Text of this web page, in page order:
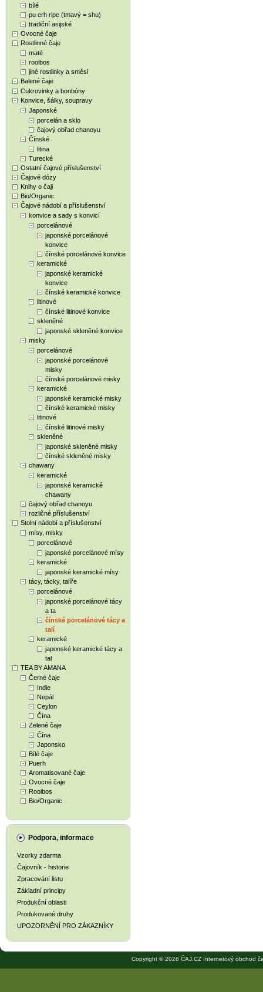
bílé
pu erh ripe (tmavý = shu)
tradiční asijské
Ovocné čaje
Rostlinné čaje
maté
rooibos
jiné rostlinky a směsi
Balené čaje
Cukrovinky a bonbóny
Konvice, šálky, soupravy
Japonské
porcelán a sklo
čajový obřad chanoyu
Čínské
litina
Turecké
Ostatní čajové příslušenství
Čajové dózy
Knihy o čaji
Bio/Organic
Čajové nádobí a příslušenství
konvice a sady s konvicí
porcelánové
japonské porcelánové
konvice
čínské porcelánové konvice
keramické
japonské keramické
konvice
čínské keramické konvice
litinové
čínské litinové konvice
skleněné
japonské skleněné konvice
misky
porcelánové
japonské porcelánové
misky
čínské porcelánové misky
keramické
japonské keramické misky
čínské keramické misky
litinové
čínské litinové misky
skleněné
japonské skleněné misky
čínské skleněné misky
chawany
keramické
japonské keramické
chawany
čajový obřad chanoyu
rozličné příslušenství
Stolní nádobí a příslušenství
mísy, misky
porcelánové
japonské porcelánové mísy
keramické
japonské keramické mísy
tácy, tácky, talíře
porcelánové
japonské porcelánové tácy
a ta
čínské porcelánové tácy a
talí
keramické
japonské keramické tácy a
tal
TEA BY AMANA
Černé čaje
Indie
Nepál
Ceylon
Čína
Zelené čaje
Čína
Japonsko
Bílé čaje
Puerh
Aromatisované čaje
Ovocné čaje
Rooibos
Bio/Organic
Podpora, informace
Vzorky zdarma
Čajovník - historie
Zpracování listu
Základní principy
Produkční oblasti
Produkované druhy
UPOZORNĚNÍ PRO ZÁKAZNÍKY
Copyright © 2026 ČAJ.CZ Internetový obchod